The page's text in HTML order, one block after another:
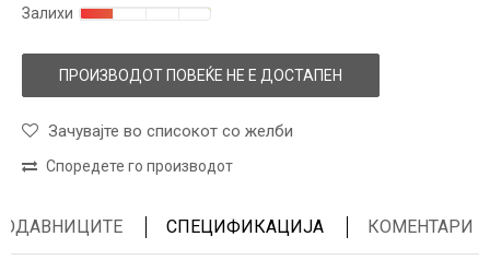
Залихи
ПРОИЗВОДОТ ПОВЕЌЕ НЕ Е ДОСТАПЕН
Зачувајте во списокот со желби
Споредете го производот
СПЕЦИФИКАЦИЈА КОМЕНТАРИ